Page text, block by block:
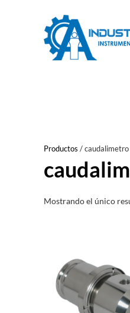
Productos /
Mostrando el único